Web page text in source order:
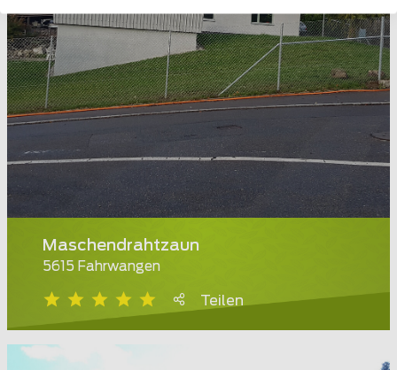
Maschendrahtzaun
5615 Fahrwangen
Teilen